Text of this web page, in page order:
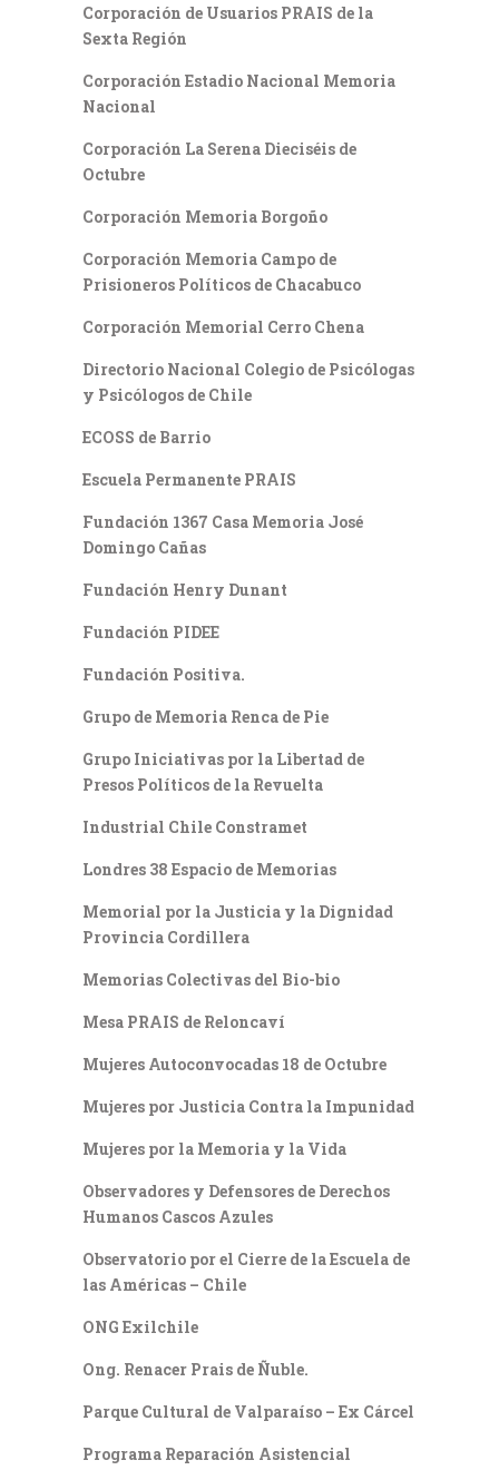
Corporación de Usuarios PRAIS de la
Sexta Región
Corporación Estadio Nacional Memoria
Nacional
Corporación La Serena Dieciséis de
Octubre
Corporación Memoria Borgoño
Corporación Memoria Campo de
Prisioneros Políticos de Chacabuco
Corporación Memorial Cerro Chena
Directorio Nacional Colegio de Psicólogas
y Psicólogos de Chile
ECOSS de Barrio
Escuela Permanente PRAIS
Fundación 1367 Casa Memoria José
Domingo Cañas
Fundación Henry Dunant
Fundación PIDEE
Fundación Positiva.
Grupo de Memoria Renca de Pie
Grupo Iniciativas por la Libertad de
Presos Políticos de la Revuelta
Industrial Chile Constramet
Londres 38 Espacio de Memorias
Memorial por la Justicia y la Dignidad
Provincia Cordillera
Memorias Colectivas del Bio-bio
Mesa PRAIS de Reloncaví
Mujeres Autoconvocadas 18 de Octubre
Mujeres por Justicia Contra la Impunidad
Mujeres por la Memoria y la Vida
Observadores y Defensores de Derechos
Humanos Cascos Azules
Observatorio por el Cierre de la Escuela de
las Américas – Chile
ONG Exilchile
Ong. Renacer Prais de Ñuble.
Parque Cultural de Valparaíso – Ex Cárcel
Programa Reparación Asistencial